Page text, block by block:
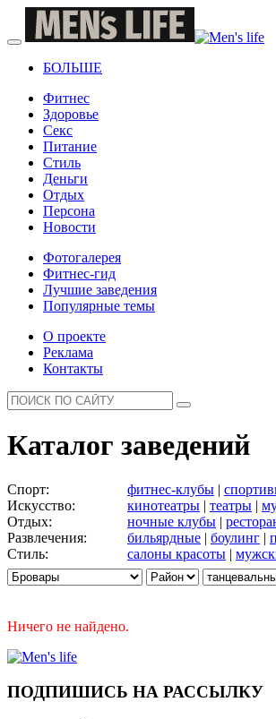
БОЛЬШЕ
Фитнес
Здоровье
Секс
Питание
Стиль
Деньги
Отдых
Персона
Новости
Фотогалерея
Фитнес-гид
Лучшие заведения
Популярные темы
О проекте
Реклама
Контакты
Каталог заведений
Спорт: фитнес-клубы |
Искусство:
кинотеатры | театры |
Отдых:
ночные клубы |
Развлечения:
бильярдные | боулинг |
Стиль:
салоны красоты |
Ничего не найдено.
ПОДПИШИСЬ НА РАССЫЛКУ